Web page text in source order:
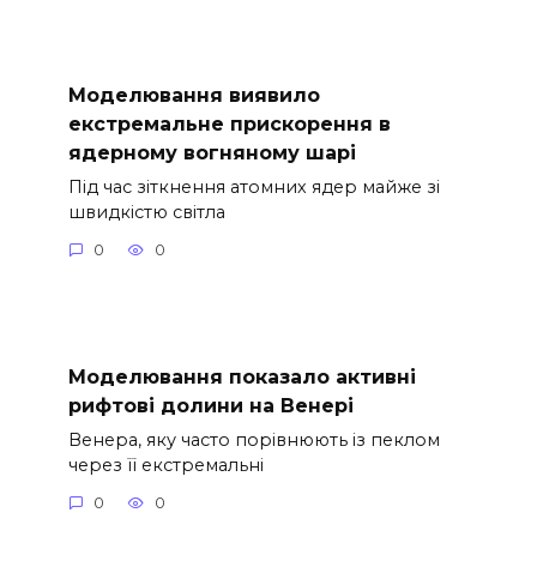
Моделювання виявило
екстремальне прискорення в
ядерному вогняному шарі
Під час зіткнення атомних ядер майже зі
швидкістю світла
0 0
Моделювання показало активні
рифтові долини на Венері
Венера, яку часто порівнюють із пеклом
через її екстремальні
0 0